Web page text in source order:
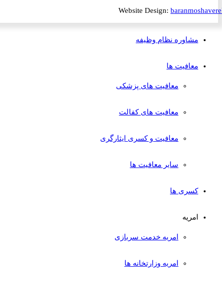
Website Design:
مشاوره نظام وظیفه
معافیت ها
معافیت های پزشکی
معافیت های کفالت
معافیت و کسری ایثارگری
سایر معافیت ها
کسری ها
امریه
امریه خدمت سربازی
امریه وزارتخانه ها